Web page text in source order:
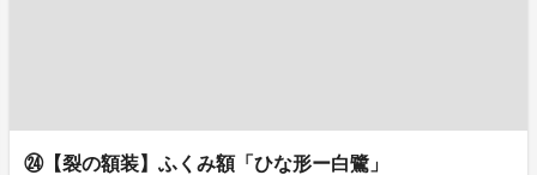
㉔【裂の額装】ふくみ額「ひな形ー白鷺」